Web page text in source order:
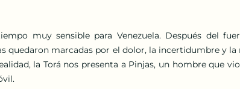
muy sensible para Venezuela. Después del
quedaron marcadas por el dolor, la incertidumbre y la
la Torá nos presenta a Pinjas, un hombre que